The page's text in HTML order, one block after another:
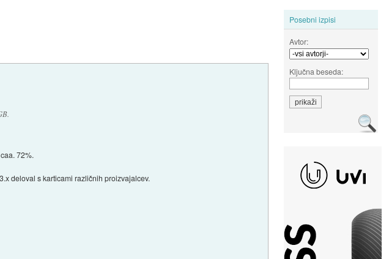
Posebni izpisi
Avtor:
Ključna beseda:
72%.
deloval s karticami različnih proizvajalcev.